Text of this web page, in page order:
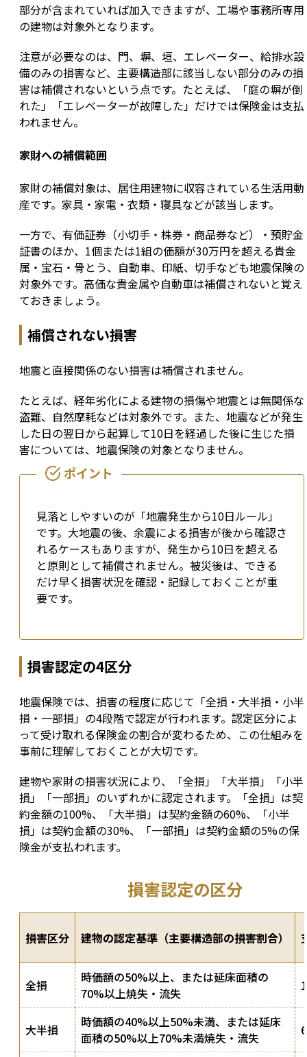
部分が含まれていれば加入できますが、工場や事務所専用
の建物は対象外となります。
注意が必要なのは、門、塀、垣、エレベーター、給排水設
備のみの損害など、主要構造部に該当しない部分のみの損
害は補償されないという点です。たとえば、「庭の塀が倒
れた」「エレベーターが故障した」だけでは保険金は支払
われません。
家財への補償範囲
家財の補償対象は、居住用建物に収容されている生活用動
産です。家具・家電・衣類・寝具などが該当します。
一方で、有価証券（小切手・株券・商品券など）・預貯金
証書のほか、1個または1組の価額が30万円を超える貴金
属・宝石・骨とう、自動車、印紙、切手なども地震保険の
対象外です。高価な貴金属や自動車は補償されないと覚え
ておきましょう。
補償されない損害
地震と直接関係のない損害は補償されません。
たとえば、経年劣化による建物の損傷や地震とは無関係な
盗難、自然摩耗などは対象外です。また、地震などが発生
した日の翌日から起算して10日を経過した後に生じた損
害については、地震保険の対象となりません。
見落としやすいのが「地震発生から10日ルール」
です。大地震の後、余震による損害が後から確認さ
れるケースもありますが、発生から10日を超える
と原則として補償されません。被災後は、できる
だけ早く損害状況を確認・記録しておくことが重
要です。
損害認定の4区分
地震保険では、損害の程度に応じて「全損・大半損・小半
損・一部損」の4段階で認定が行われます。認定区分によ
って受け取れる保険金の割合が変わるため、この仕組みを
事前に理解しておくことが大切です。
建物や家財の損害状況により、「全損」「大半損」「小半
損」「一部損」のいずれかに認定されます。「全損」は契
約金額の100%、「大半損」は契約金額の60%、「小半
損」は契約金額の30%、「一部損」は契約金額の5%の保
険金が支払われます。
損害区分 建物の認定基準（主要構造部の損害割合）
全損
時価額の50%以上、または延床面積の
70%以上焼失・流失
大半損
時価額の40%以上50%未満、または延床
面積の50%以上70%未満焼失・流失
損害認定の区分